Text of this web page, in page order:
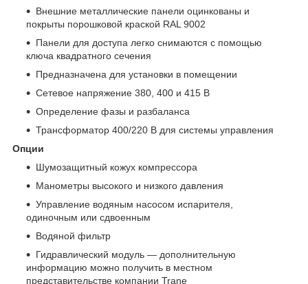
Внешние металлические панели оцинкованы и
покрыты порошковой краской RAL 9002
Панели для доступа легко снимаются с помощью
ключа квадратного сечения
Предназначена для установки в помещении
Сетевое напряжение 380, 400 и 415 В
Определение фазы и разбаланса
Трансформатор 400/220 В для системы управления
Опции
Шумозащитный кожух компрессора
Манометры высокого и низкого давления
Управление водяным насосом испарителя,
одиночным или сдвоенным
Водяной фильтр
Гидравлический модуль — дополнительную
информацию можно получить в местном
представительстве компании Trane